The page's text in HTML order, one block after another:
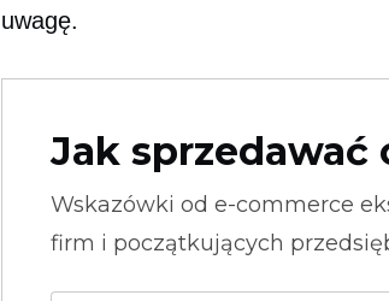
uwagę.
Jak sprzedawać
Wskazówki od e-commerce
firm i początkujących